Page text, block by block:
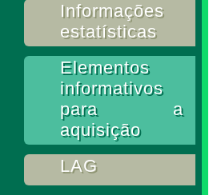
Informações
estatísticas
Elementos
informativos
para a
aquisição
LAG